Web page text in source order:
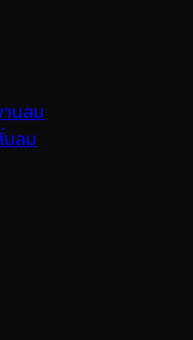
นลม
นลม